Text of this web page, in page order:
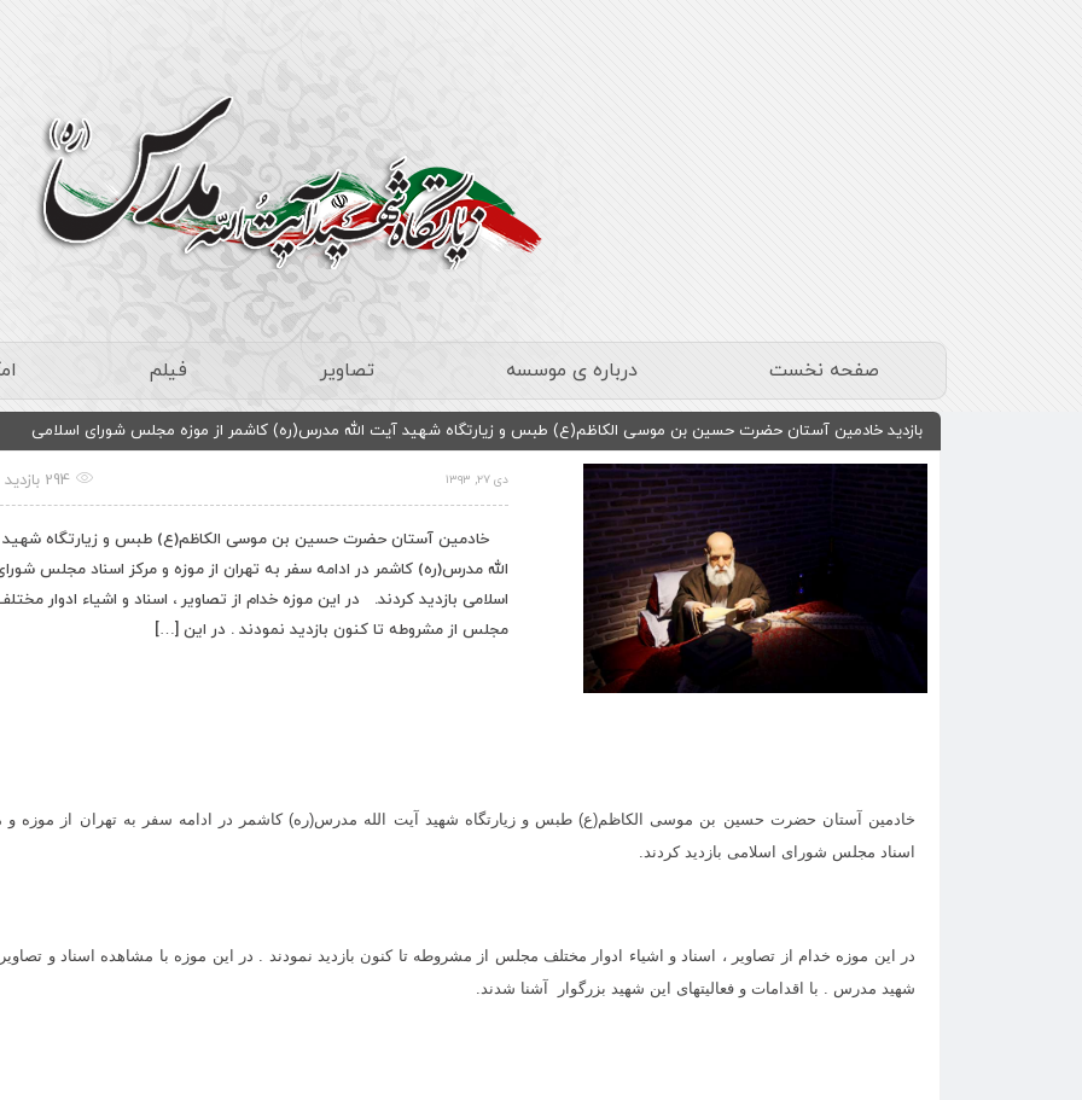
صفحه نخست درباره ی موسسه تصاویر فیلم
بازدید خادمین آستان حضرت حسین بن موسی الکاظم(ع) طبس و زیارتگاه شهید آیت الله مدرس(ره) کاشمر از موزه مجلس شورای اسلامی
دی ۲۷, ۱۳۹۳ 294 بازدید
خادمین آستان حضرت حسین بن موسی الکاظم(ع) طبس و زیارتگاه
الله مدرس(ره) کاشمر در ادامه سفر به تهران از موزه و مرکز اسناد مجلس
اسلامی بازدید کردند. در این موزه خدام از تصاویر ، اسناد و اشیاء ادوار
مجلس از مشروطه تا کنون بازدید نمودند . در این […]
خادمین آستان حضرت حسین بن موسی الکاظم(ع) طبس و زیارتگاه شهید آیت الله مدرس(ره) کاشمر در ادامه سفر به تهران از موزه و
اسناد مجلس شورای اسلامی بازدید کردند.
در این موزه خدام از تصاویر ، اسناد و اشیاء ادوار مختلف مجلس از مشروطه تا کنون بازدید نمودند . در این موزه با مشاهده اسناد و
شهید مدرس . با اقدامات و فعالیتهای این شهید بزرگوار آشنا شدند.